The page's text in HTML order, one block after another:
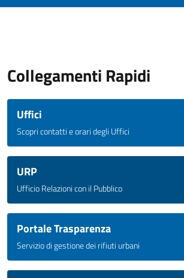
Collegamenti Rapidi
Uffici
Scopri contatti e orari degli Uffici
URP
Ufficio Relazioni con il Pubblico
Portale Trasparenza
Servizio di gestione dei rifiuti urbani